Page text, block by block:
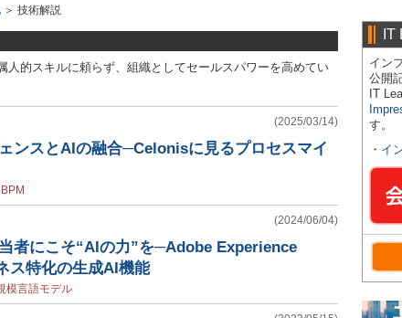
＞ 技術解説
人的スキルに頼らず、組織としてセールスパワーを高めてい
(2025/03/14)
ンスとAIの融合─Celonisに見るプロセスマイ
BPM
(2024/06/04)
者にこそ“AIの力”を─Adobe Experience
ス特化の生成AI機能
模言語モデル
IT
イン
公開
IT
す。
・ イ